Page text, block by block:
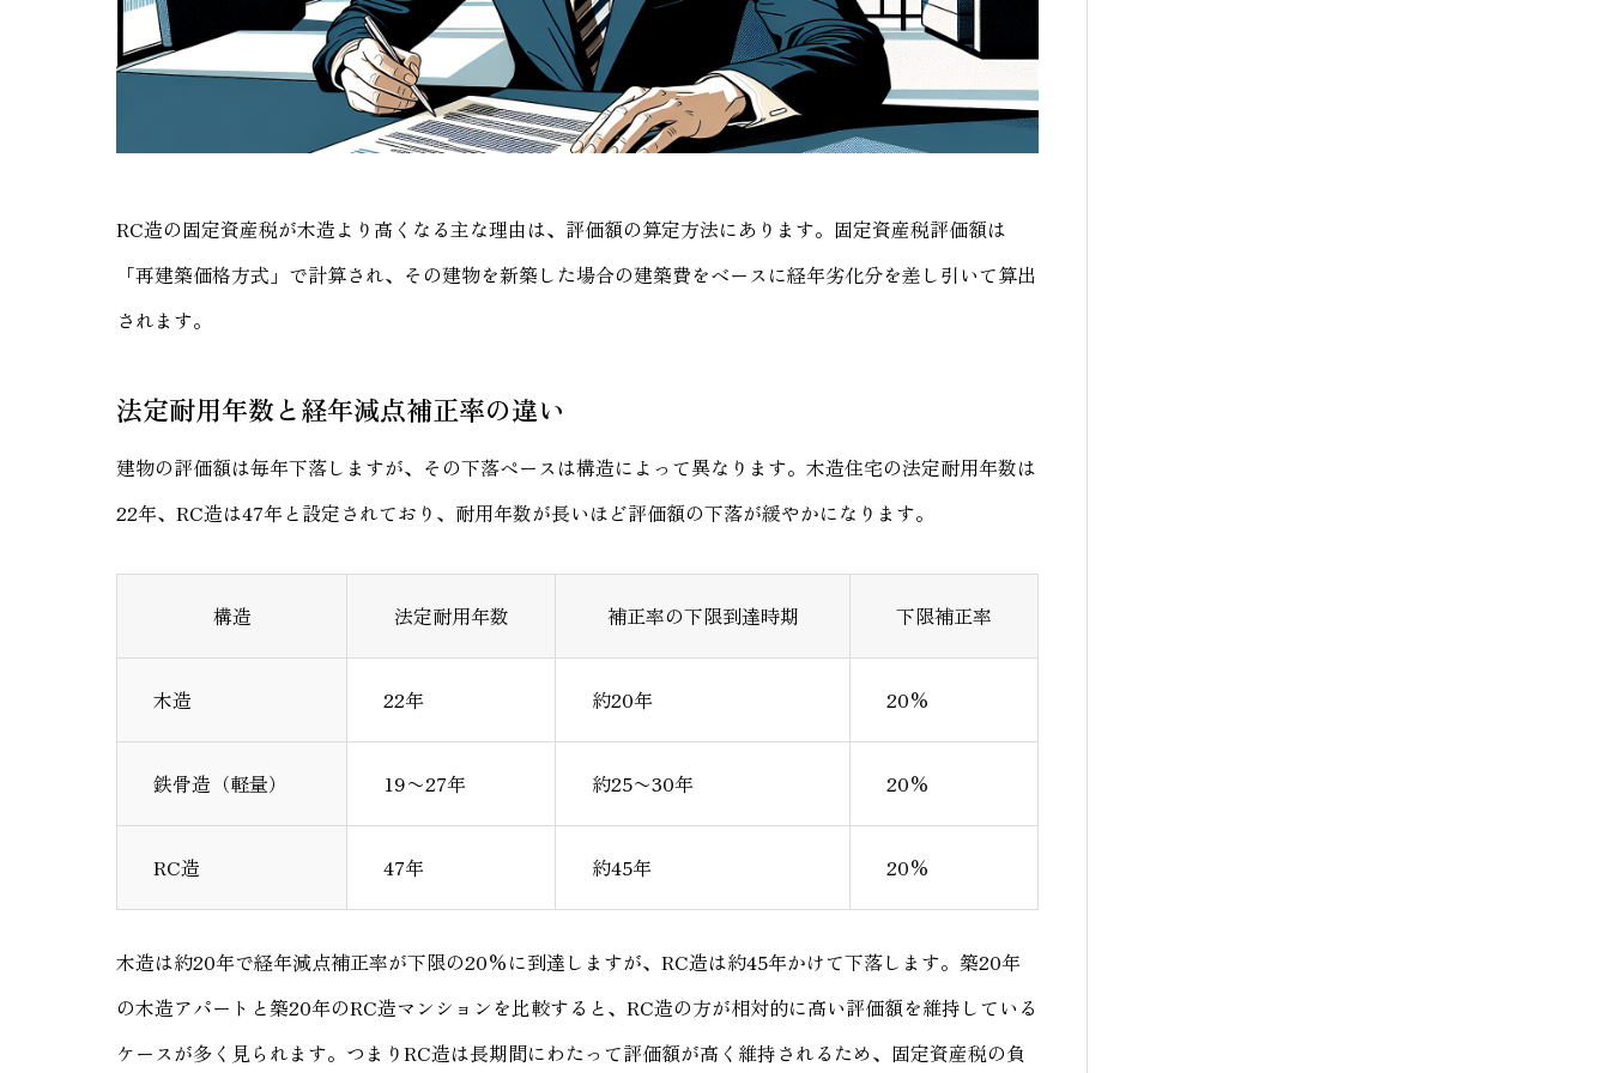
RC造の固定資産税が木造より高くなる主な理由は、評価額の算定方法にあります。固定資産税評価額は
「再建築価格方式」で計算され、その建物を新築した場合の建築費をベースに経年劣化分を差し引いて算出
されます。
法定耐用年数と経年減点補正率の違い
建物の評価額は毎年下落しますが、その下落ペースは構造によって異なります。木造住宅の法定耐用年数は
22年、RC造は47年と設定されており、耐用年数が長いほど評価額の下落が緩やかになります。
構造 法定耐用年数 補正率の下限到達時期 下限補正率
木造 22年 約20年 20%
鉄骨造（軽量） 19〜27年 約25〜30年 20%
RC造 47年 約45年 20%
木造は約20年で経年減点補正率が下限の20%に到達しますが、RC造は約45年かけて下落します。築20年
の木造アパートと築20年のRC造マンションを比較すると、RC造の方が相対的に高い評価額を維持している
ケースが多く見られます。つまりRC造は長期間にわたって評価額が高く維持されるため、固定資産税の負